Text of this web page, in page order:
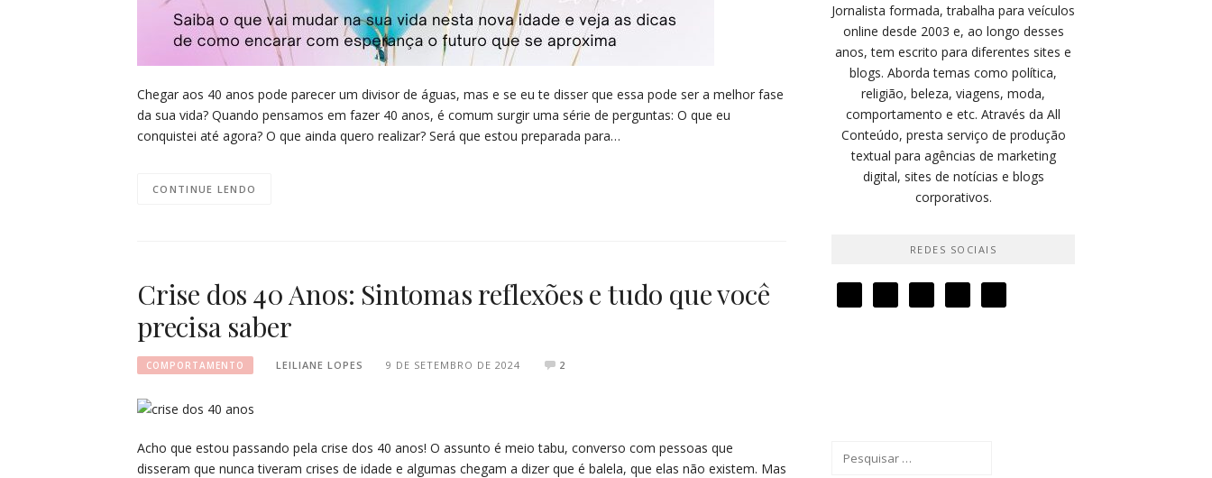
Chegar aos 40 anos pode parecer um divisor de águas, mas e se eu te disser que essa pode ser a melhor fase
da sua vida? Quando pensamos em fazer 40 anos, é comum surgir uma série de perguntas: O que eu
conquistei até agora? O que ainda quero realizar? Será que estou preparada para…
CONTINUE LENDO
Crise dos 40 Anos: Sintomas reflexões e tudo que você
precisa saber
COMPORTAMENTO LEILIANE LOPES 9 DE SETEMBRO DE 2024 2
Acho que estou passando pela crise dos 40 anos! O assunto é meio tabu, converso com pessoas que
disseram que nunca tiveram crises de idade e algumas chegam a dizer que é balela, que elas não existem. Mas
Jornalista formada, trabalha para veículos
online desde 2003 e, ao longo desses
anos, tem escrito para diferentes sites e
blogs. Aborda temas como política,
religião, beleza, viagens, moda,
comportamento e etc. Através da All
Conteúdo, presta serviço de produção
textual para agências de marketing
digital, sites de notícias e blogs
corporativos.
REDES SOCIAIS